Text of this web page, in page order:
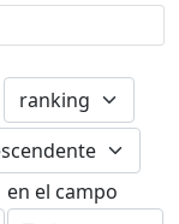
en el campo